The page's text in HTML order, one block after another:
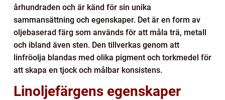
århundraden och är känd för sin unika
sammansättning och egenskaper. Det är en form av
oljebaserad färg som används för att måla trä, metall
och ibland även sten. Den tillverkas genom att
linfröolja blandas med olika pigment och torkmedel för
att skapa en tjock och målbar konsistens.
Linoljefärgens egenskaper